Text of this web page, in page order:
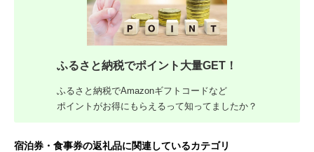
ふるさと納税でポイント大量GET！
ふるさと納税でAmazonギフトコードなど
ポイントがお得にもらえるって知ってましたか？
宿泊券・食事券の返礼品に関連しているカテゴリ